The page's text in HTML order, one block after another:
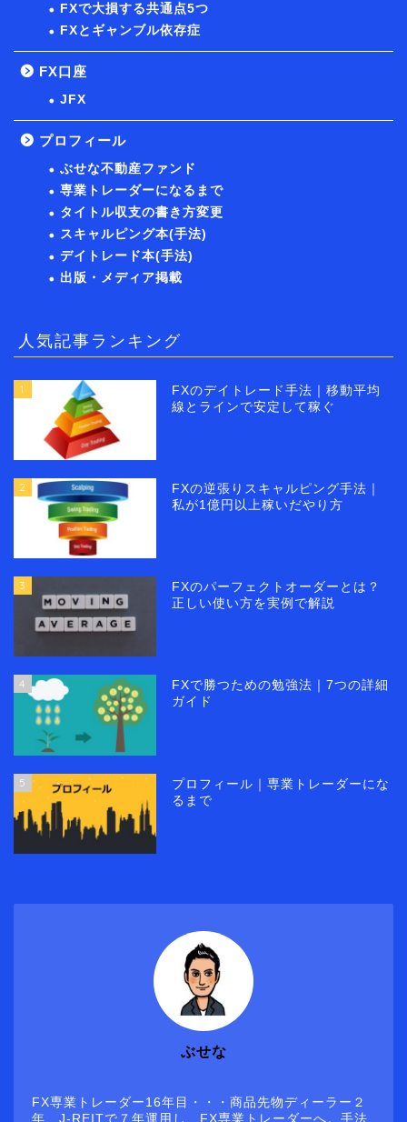
FXで大損する共通点5つ
FXとギャンブル依存症
FX口座
JFX
プロフィール
ぶせな不動産ファンド
専業トレーダーになるまで
タイトル収支の書き方変更
スキャルピング本(手法)
デイトレード本(手法)
出版・メディア掲載
人気記事ランキング
1
FXのデイトレード手法｜移動平均
線とラインで安定して稼ぐ
2
FXの逆張りスキャルピング手法｜
私が1億円以上稼いだやり方
3
FXのパーフェクトオーダーとは？
正しい使い方を実例で解説
4
FXで勝つための勉強法｜7つの詳細
ガイド
5
プロフィール｜専業トレーダーにな
るまで
ぶせな
FX専業トレーダー16年目・・・商品先物ディーラー２
年、J-REITで７年運用し、FX専業トレーダーへ。手法